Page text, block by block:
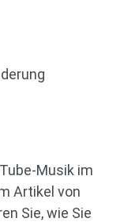
Musik im
Artikel von
Sie, wie Sie